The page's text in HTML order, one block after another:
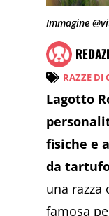
Immagine
RAZZE DI
Lagotto
fisiche e
da
una razza
famosa